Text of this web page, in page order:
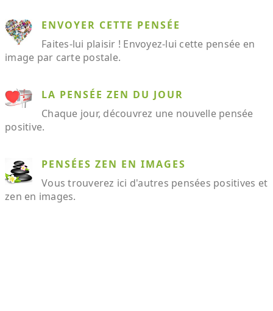
ENVOYER CETTE PENSÉE
Faites-lui plaisir ! Envoyez-lui cette pensée en
image par carte postale.
LA PENSÉE ZEN DU JOUR
Chaque jour, découvrez une nouvelle pensée
positive.
PENSÉES ZEN EN IMAGES
Vous trouverez ici d'autres pensées positives et
zen en images.